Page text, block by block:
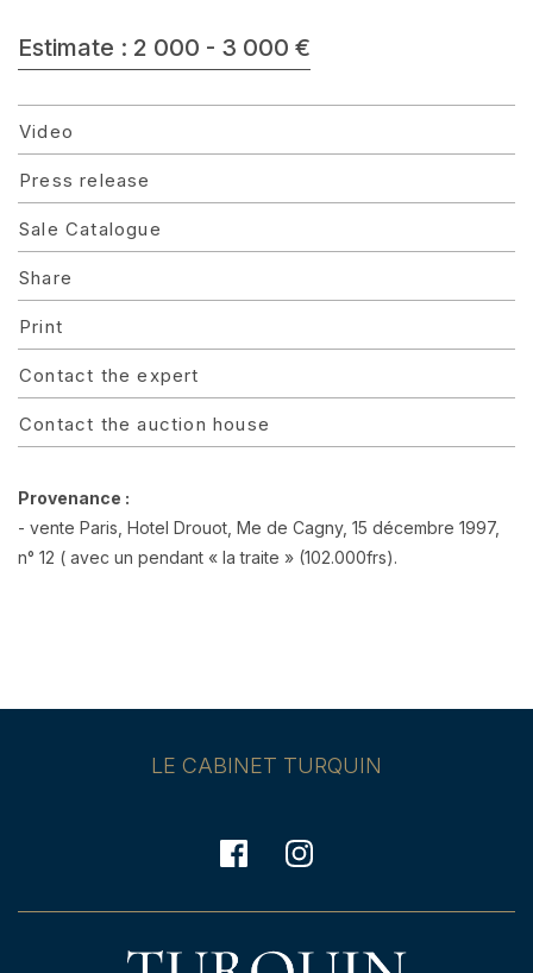
Estimate : 2 000 - 3 000 €
Video
Press release
Sale Catalogue
Share
Print
Contact the expert
Contact the auction house
Provenance :
- vente Paris, Hotel Drouot, Me de Cagny, 15 décembre 1997,
n° 12 ( avec un pendant « la traite » (102.000frs).
LE CABINET TURQUIN